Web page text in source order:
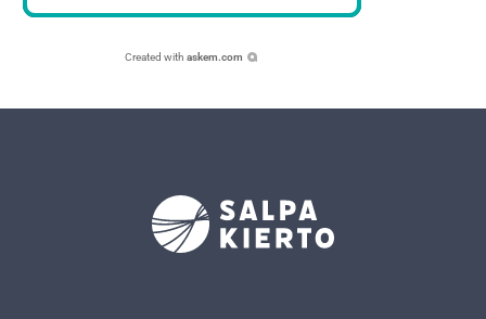
Created with askem.com